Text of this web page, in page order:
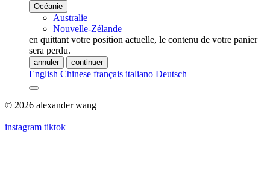
Océanie
Australie
Nouvelle-Zélande
en quittant votre position actuelle, le contenu de votre panier
sera perdu.
annuler continuer
English Chinese français italiano Deutsch
© 2026 alexander wang
instagram tiktok